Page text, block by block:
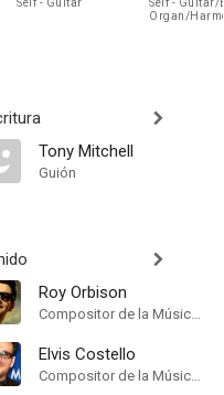
Self - Guitar
Self - Guitar/
Organ/
Tony Mitchell
Guión
Roy Orbison
Compositor de la Música Original
Elvis Costello
Compositor de la Música Original